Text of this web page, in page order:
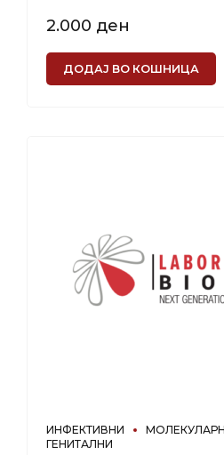
2.000 ден
ДОДАЈ ВО КОШНИЦА
ИНФЕКТИВНИ
ГЕНИТАЛНИ